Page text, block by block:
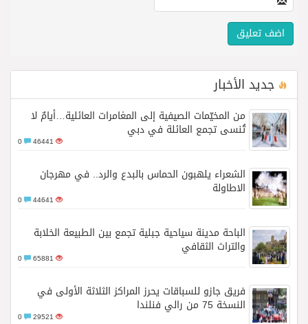
جديد الأخبار
من المخيّمات الصيفية إلى المغامرات العائلية…أيامٌ لا
تُنسى تجمع العائلة في دبي
46441
الشعراء يلهبون الحماس بالبدع والرد.. في مهرجان
الاطاولة
44641
الباحة مدينة سياحية جبلية تجمع بين الطبيعة الخلابة
والتراث الثقافي
65881
فريق جازو للسباقات يحرز المراكز الثلاثة الأولى في
النسخة 75 من رالي فنلندا
29521